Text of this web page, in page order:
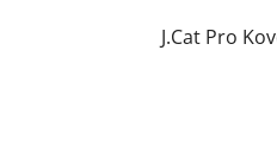
J.Cat Pro